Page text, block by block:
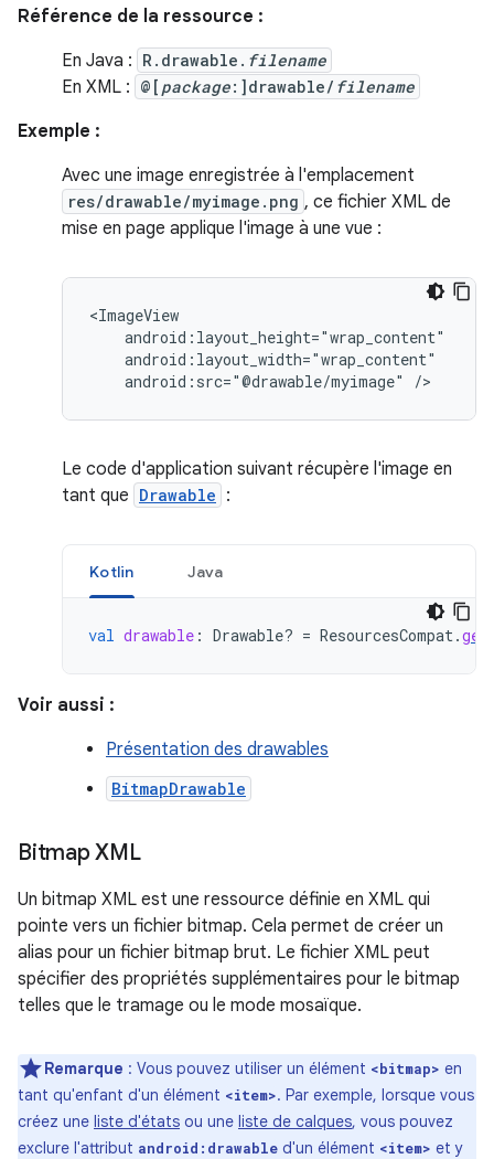
Référence de la ressource :
En Java : R.drawable. filename
En XML : @[ package:]drawable/ filename
Exemple :
Avec une image enregistrée à l'emplacement
res/drawable/myimage.png , ce fichier XML de
mise en page applique l'image à une vue :
android:src="@drawable/myimage"
/>
Le code d'application suivant récupère l'image en
tant que Drawable :
Kotlin Java
val drawable : Drawable? = ResourcesCompat.
Voir aussi :
Présentation des drawables
BitmapDrawable
Bitmap XML
Un bitmap XML est une ressource définie en XML qui
pointe vers un fichier bitmap. Cela permet de créer un
alias pour un fichier bitmap brut. Le fichier XML peut
spécifier des propriétés supplémentaires pour le bitmap
telles que le tramage ou le mode mosaïque.
Remarque : Vous pouvez utiliser un élément <bitmap> en
tant qu'enfant d'un élément <item>. Par exemple, lorsque vous
créez une liste d'états ou une liste de calques, vous pouvez
exclure l'attribut android:drawable d'un élément <item> et y